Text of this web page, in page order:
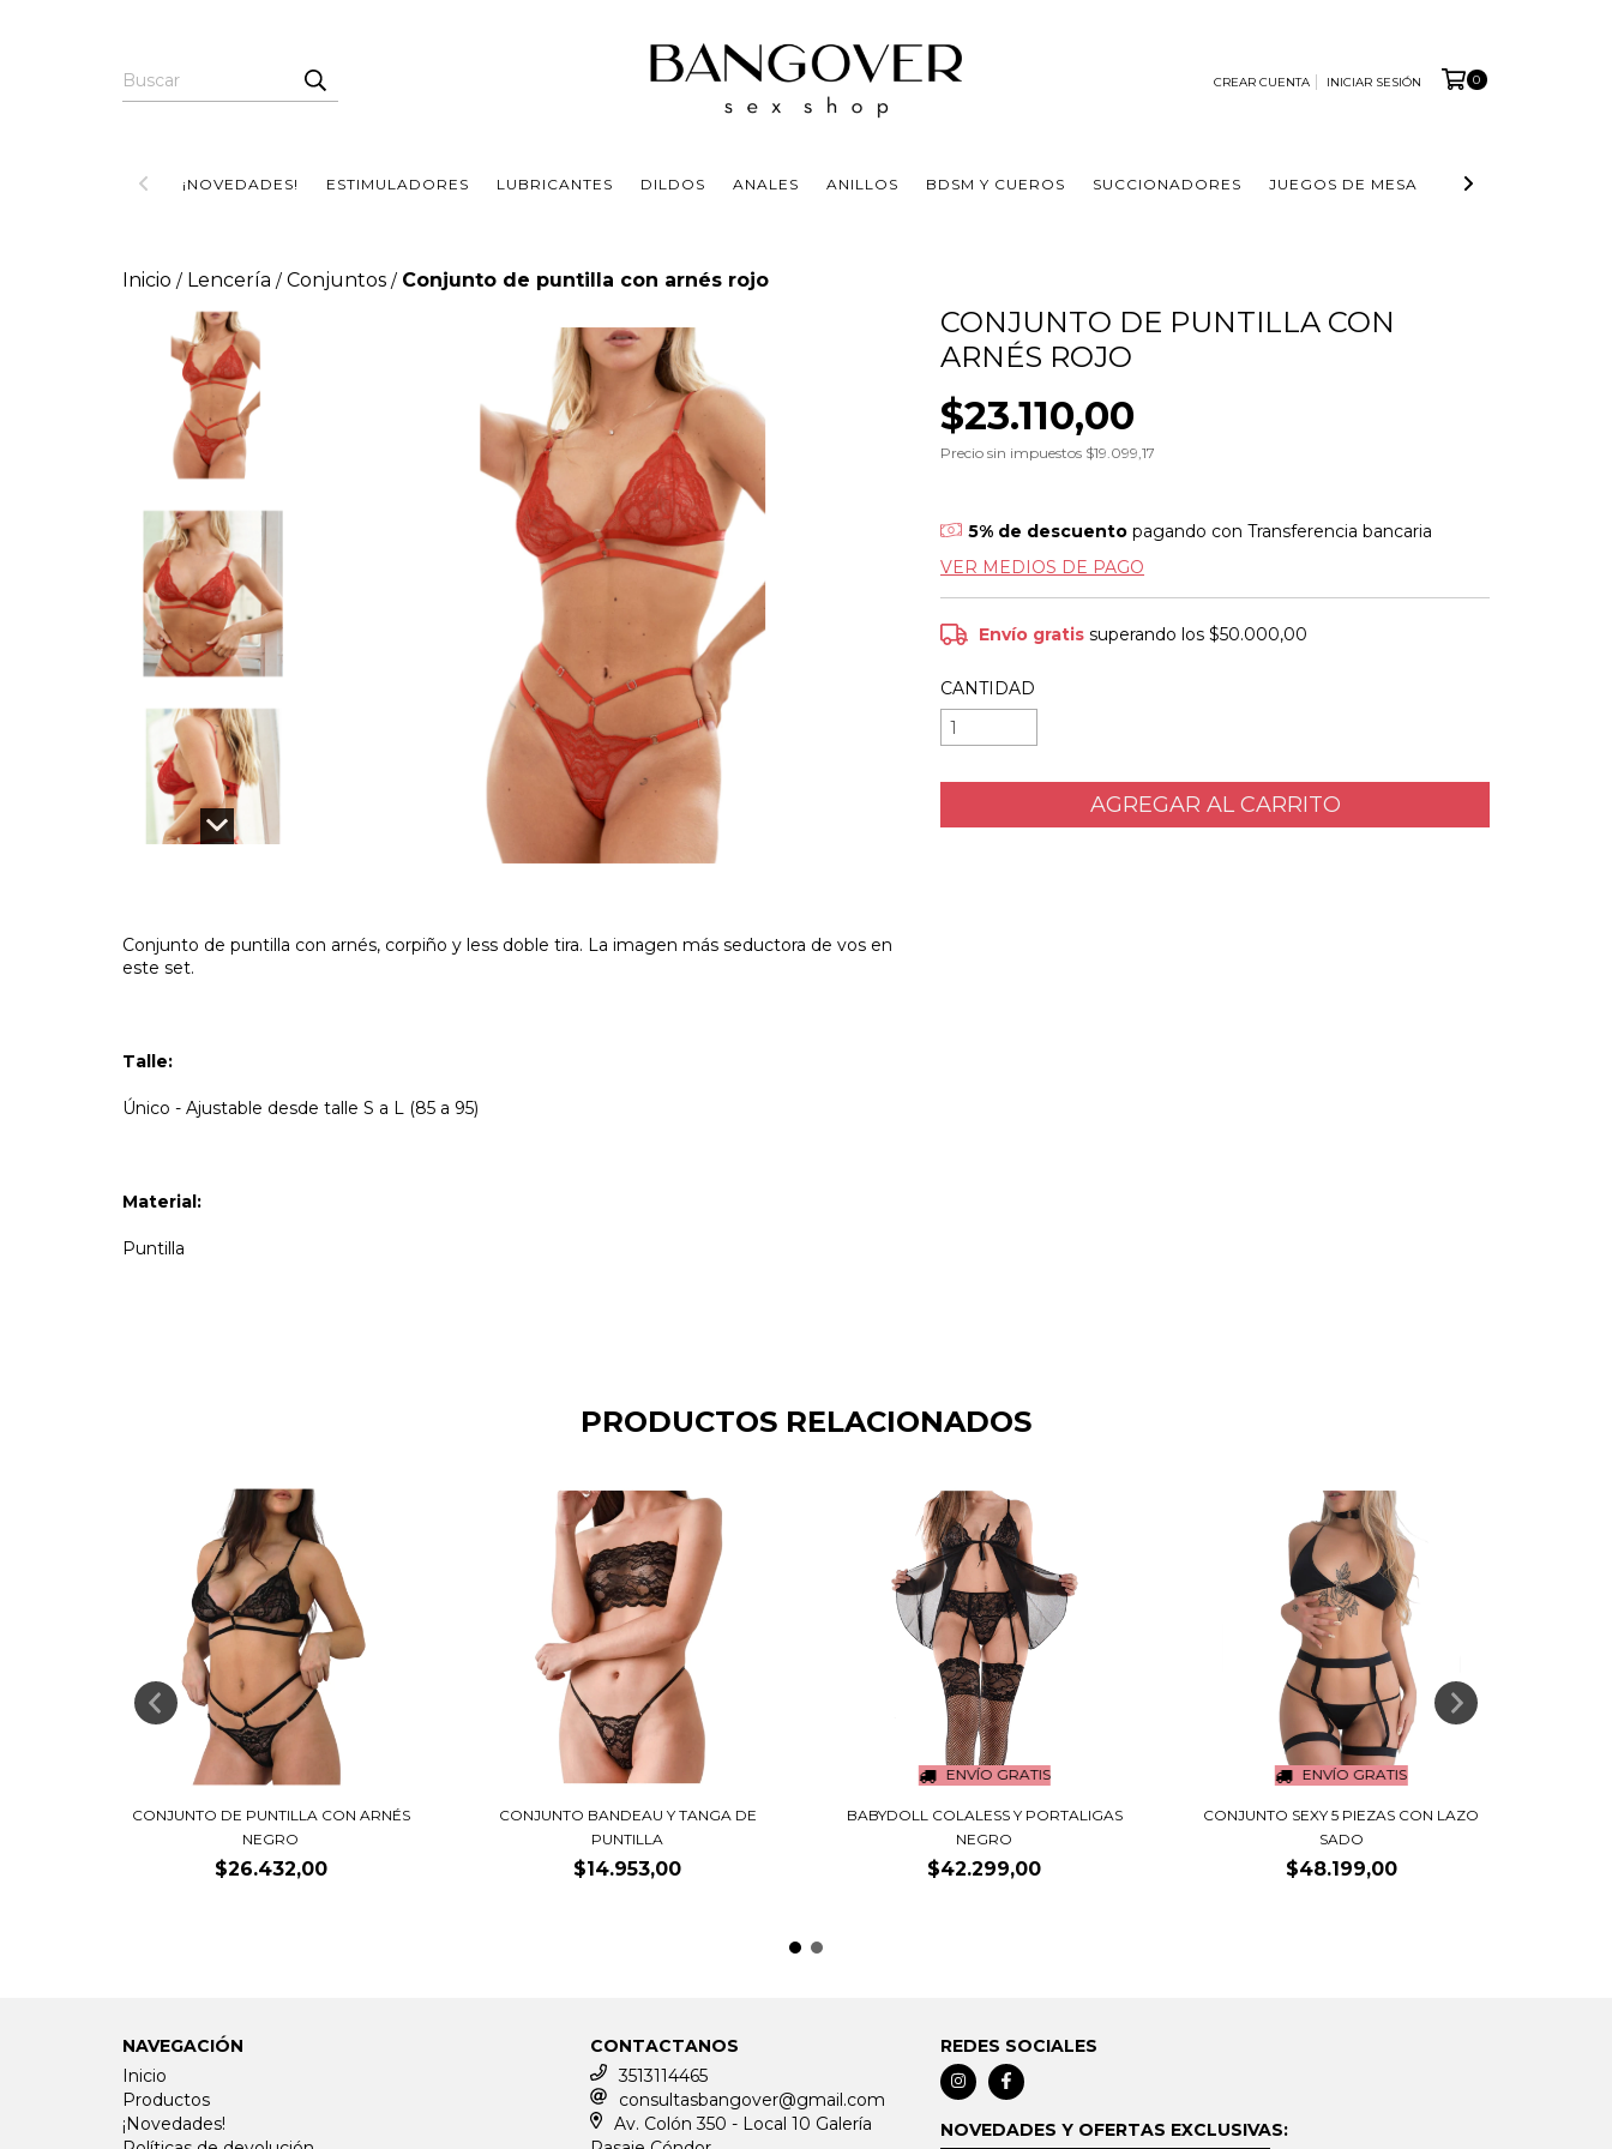
CREAR CUENTA INICIAR SESIÓN 0
¡NOVEDADES! ESTIMULADORES LUBRICANTES DILDOS ANALES ANILLOS BDSM Y CUEROS SUCCIONADORES JUEGOS DE MESA FUNDAS
Inicio / Lencería / Conjuntos / Conjunto de puntilla con arnés rojo
Conjunto de puntilla con arnés, corpiño y less doble tira. La imagen más seductora de vos en
este set.
Talle:
Único - Ajustable desde talle S a L (85 a 95)
Material:
Puntilla
CONJUNTO DE PUNTILLA CON
ARNÉS ROJO
$23.110,00
Precio sin impuestos $19.099,17
5% de descuentopagando con Transferencia bancaria
VER MEDIOS DE PAGO
Envío gratis superando los$50.000,00
CANTIDAD
PRODUCTOS RELACIONADOS
CONJUNTO DE PUNTILLA CON ARNÉS
NEGRO
$26.432,00
CONJUNTO BANDEAU Y TANGA DE
PUNTILLA
$14.953,00
ENVÍO GRATIS
BABYDOLL COLALESS Y PORTALIGAS
NEGRO
$42.299,00
ENVÍO GRATIS
CONJUNTO SEXY 5 PIEZAS CON LAZO
SADO
$48.199,00
NAVEGACIÓN
Inicio
Productos
¡Novedades!
CONTACTANOS
3513114465
consultasbangover@gmail.com
Av. Colón 350 - Local 10 Galería
REDES SOCIALES
NOVEDADES Y OFERTAS EXCLUSIVAS: